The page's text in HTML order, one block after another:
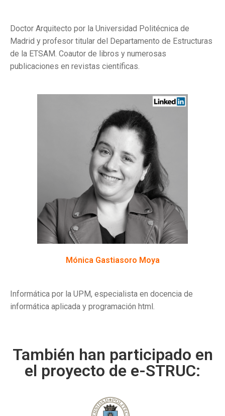
Doctor Arquitecto por la Universidad Politécnica de
Madrid y profesor titular del Departamento de Estructuras
de la ETSAM. Coautor de libros y numerosas
publicaciones en revistas científicas.
Mónica Gastiasoro Moya
Informática por la UPM, especialista en docencia de
informática aplicada y programación html.
También han participado en
el proyecto de e-STRUC: